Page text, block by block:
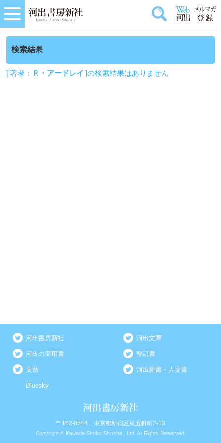
検索結果
[ 著者： Ｒ・アードレイ ]の検索結果はありません
河出書房新社 河出文庫
河出の実用書 翻訳書
文藝 河出新書・人文書
Bluesky
〒162-8544 東京都新宿区東五軒町2-13
Copyright © Kawade Shobo Shinsha., Ltd. All Rights Reserved.